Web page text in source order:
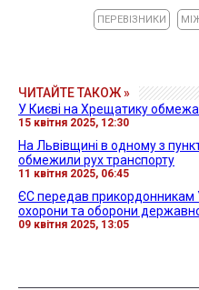
ПЕРЕВІЗНИКИ
ЧИТАЙТЕ ТАКОЖ »
У Києві на Хрещатику
15 квітня 2025, 12:30
На Львівщині в одному з
обмежили рух транспорту
11 квітня 2025, 06:45
ЄС передав прикордонникам
охорони та оборони
09 квітня 2025, 13:05